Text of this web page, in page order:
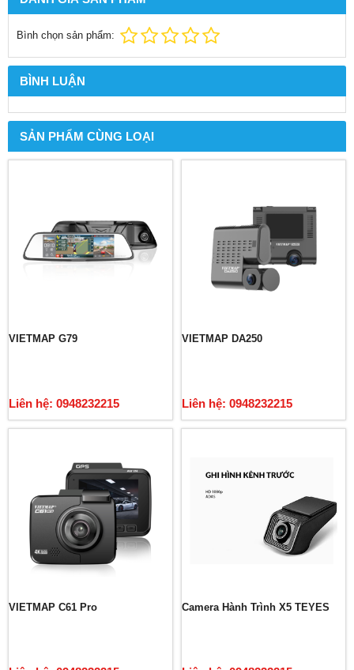
Bình chọn sản phẩm:
BÌNH LUẬN
SẢN PHẨM CÙNG LOẠI
VIETMAP G79
Liên hệ: 0948232215
VIETMAP DA250
Liên hệ: 0948232215
VIETMAP C61 Pro Camera Hành Trình X5 TEYES